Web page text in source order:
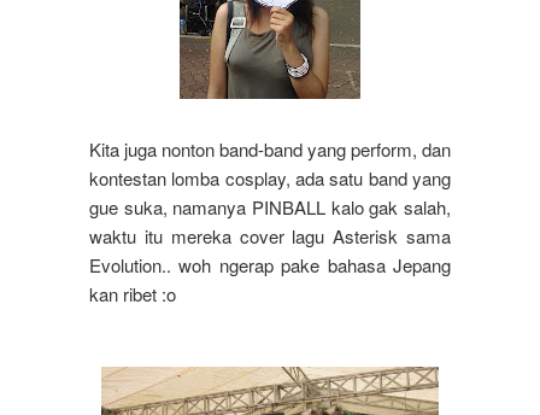
Kita juga nonton band-band yang perform, dan
kontestan lomba cosplay, ada satu band yang
gue suka, namanya PINBALL kalo gak salah,
waktu itu mereka cover lagu Asterisk sama
Evolution.. woh ngerap pake bahasa Jepang
kan ribet :o